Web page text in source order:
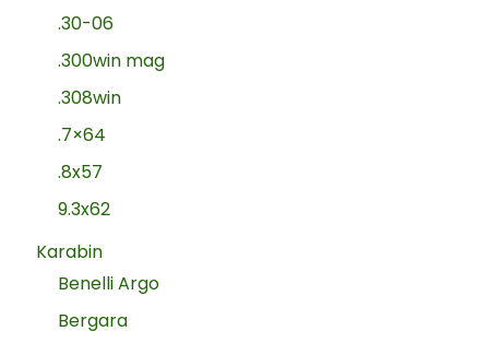
.30-06
.300win mag
.308win
.7×64
.8x57
9.3x62
Karabin
Benelli Argo
Bergara